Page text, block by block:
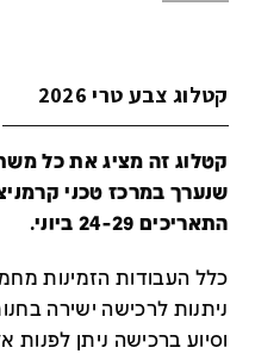
קטלוג צבע טרי 2026
שנערך במרכז טכני
התאריכים 24-29 ביוני.
כלל העבודות הזמינות
ניתנות לרכישה ישירה
וסיוע ברכישה ניתן לפנות